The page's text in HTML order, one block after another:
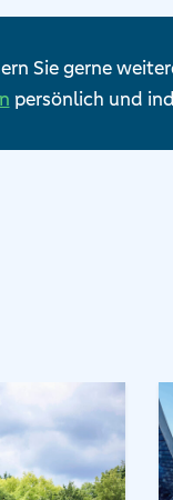
Sie gerne
persönlich und